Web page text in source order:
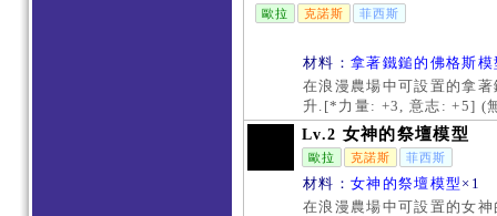
歐拉 克諾斯 菲西斯
材料： 拿著鐵鎚的佛格斯模
在浪漫農場中可設置的拿
升.[*力量: +3, 意志: +5] (
Lv.2 女神的祭壇模型
歐拉 克諾斯 菲西斯
材料： 女神的祭壇模型 ×1
在浪漫農場中可設置的女